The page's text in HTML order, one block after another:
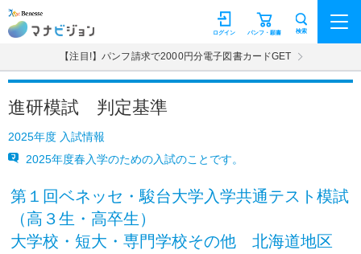
マナビジョン パンフ・願書
ログイン 検索
【注目!】パンフ請求で2000円分電子図書カードGET
進研模試 判定基準
2025年度 入試情報
2025年度春入学のための入試のことです。
第１回ベネッセ・駿台大学入学共通テスト模試
（高３生・高卒生）
大学校・短大・専門学校その他 北海道地区